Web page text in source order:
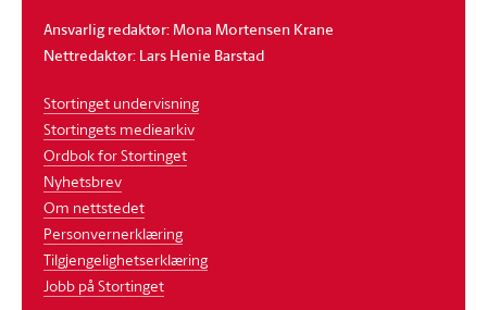
Ansvarlig redaktør: Mona Mortensen Krane
Nettredaktør: Lars Henie Barstad
Stortinget undervisning
Stortingets mediearkiv
Ordbok for Stortinget
Nyhetsbrev
Om nettstedet
Personvernerklæring
Tilgjengelighetserklæring
Jobb på Stortinget